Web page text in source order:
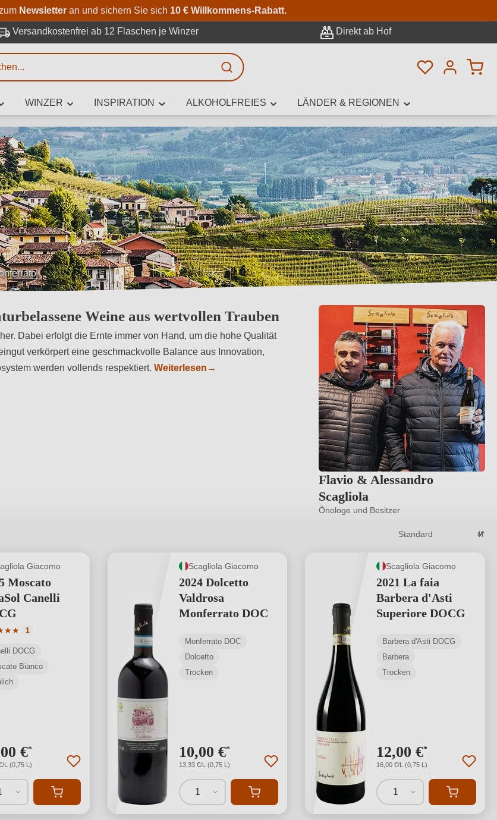
Zum Hauptinhalt springen
Zur Suche springen
Zur Hauptnavigation springen
Newsletteran und sichern Sie sich 10 € Willkommens-Rabatt.
Versandkostenfrei ab 12 Flaschen je Winzer Direkt ab Hof
Du hast 0
WINZER INSPIRATION ALKOHOLFREIES LÄNDER & REGIONEN
Weine aus wertvollen Trauben
Dabei erfolgt die Ernte immer von Hand, um die hohe Qualität
verkörpert eine geschmackvolle Balance aus Innovation,
werden vollends respektiert. Weiterlesen →
Flavio & Alessandro
Scagliola
Önologe und Besitzer
Giacomo
Moscato
Canelli
★★ Bewertung von 5 von 5 Sternen
1
DOCG
Bianco
€*
L (0,75 L)
Scagliola Giacomo
2024 Dolcetto
Valdrosa
Monferrato DOC
Monferrato DOC
Dolcetto
Trocken
10,00 €*
13,33 €/L (0,75 L)
1
Scagliola Giacomo
2021 La faia
Barbera d'Asti
Superiore DOCG
Barbera d'Asti DOCG
Barbera
Trocken
12,00 €*
16,00 €/L (0,75 L)
1
Erweiterte Suche
Wein Sie suchen – ob nach Geschmack, Anlass, Weinnamen,
Rebsorte, Region, Winzer oder anderen Kriterien.